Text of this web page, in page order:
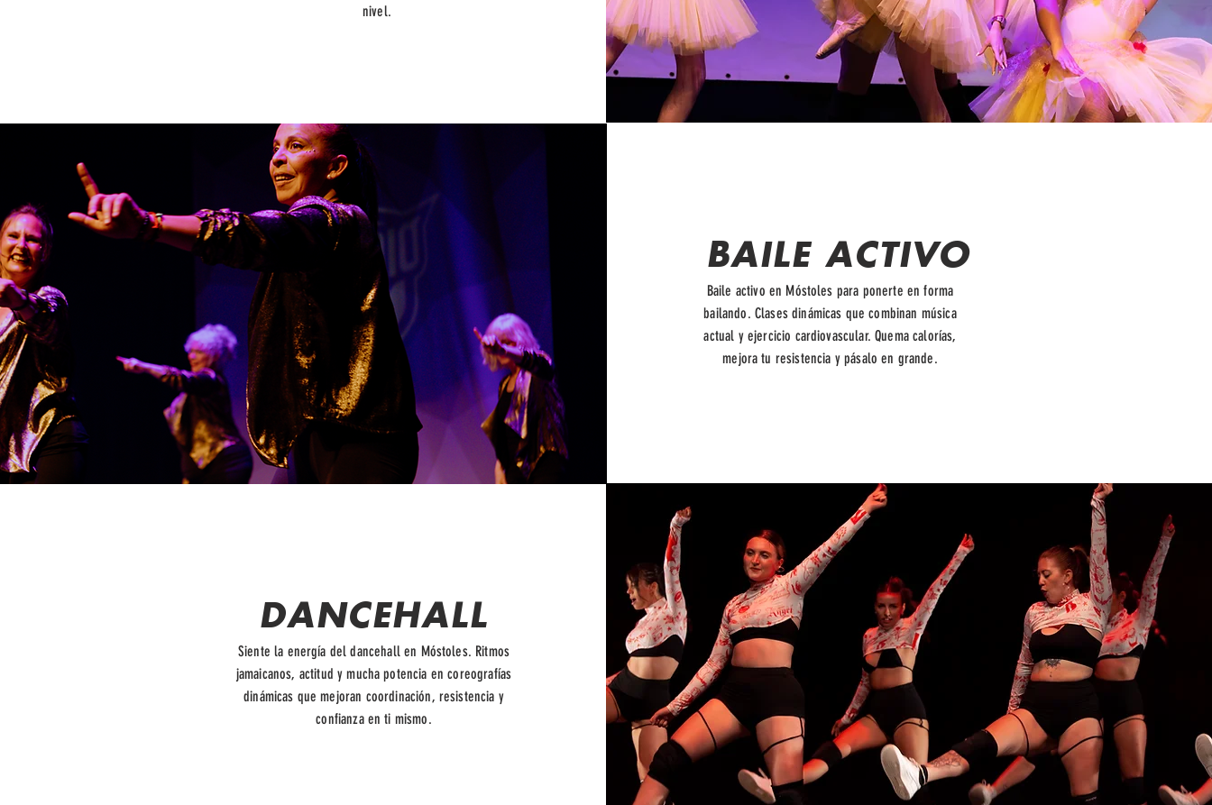
nivel.
BAILE ACTIVO
Baile activo en Móstoles para ponerte en forma
bailando. Clases dinámicas que combinan música
actual y ejercicio cardiovascular. Quema calorías,
mejora tu resistencia y pásalo en grande.
DANCEHALL
Siente la energía del dancehall en Móstoles. Ritmos
jamaicanos, actitud y mucha potencia en coreografías
dinámicas que mejoran coordinación, resistencia y
confianza en ti mismo.